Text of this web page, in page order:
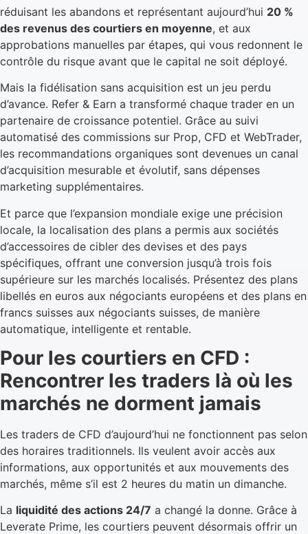
réduisant les abandons et représentant aujourd’hui 20 %
des revenus des courtiers en moyenne, et aux
approbations manuelles par étapes, qui vous redonnent le
contrôle du risque avant que le capital ne soit déployé.
Mais la fidélisation sans acquisition est un jeu perdu
d’avance. Refer & Earn a transformé chaque trader en un
partenaire de croissance potentiel. Grâce au suivi
automatisé des commissions sur Prop, CFD et WebTrader,
les recommandations organiques sont devenues un canal
d’acquisition mesurable et évolutif, sans dépenses
marketing supplémentaires.
Et parce que l’expansion mondiale exige une précision
locale, la localisation des plans a permis aux sociétés
d’accessoires de cibler des devises et des pays
spécifiques, offrant une conversion jusqu’à trois fois
supérieure sur les marchés localisés. Présentez des plans
libellés en euros aux négociants européens et des plans en
francs suisses aux négociants suisses, de manière
automatique, intelligente et rentable.
Pour les courtiers en CFD :
Rencontrer les traders là où les
marchés ne dorment jamais
Les traders de CFD d’aujourd’hui ne fonctionnent pas selon
des horaires traditionnels. Ils veulent avoir accès aux
informations, aux opportunités et aux mouvements des
marchés, même s’il est 2 heures du matin un dimanche.
La liquidité des actions 24/7 a changé la donne. Grâce à
Leverate Prime, les courtiers peuvent désormais offrir un